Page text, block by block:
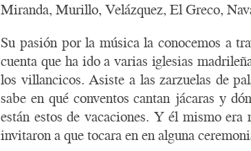
Miranda, Murillo, Velázquez, El Greco,
Su pasión por la música la conocemos a
cuenta que ha ido a varias iglesias
los villancicos. Asiste a las zarzuelas de
sabe en qué conventos cantan jácaras y
están estos de vacaciones. Y él mismo
invitaron a que tocara en en alguna